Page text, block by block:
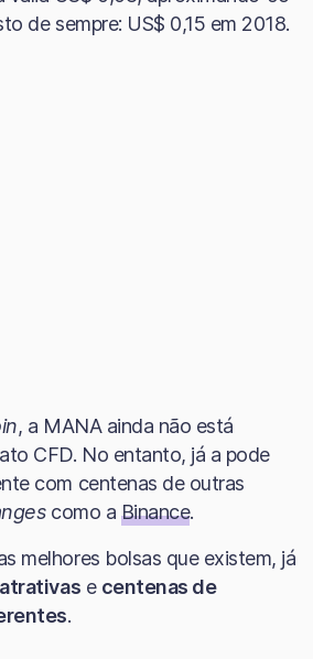
de sempre: US$ 0,15 em 2018.
, a MANA ainda não está
CFD. No entanto, já a pode
com centenas de outras
como a Binance.
melhores bolsas que existem, já
e centenas de
.